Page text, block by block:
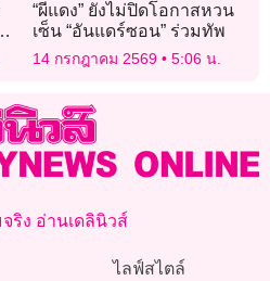
“ผีแดง” ยังไม่ปิดโอกาสหวน
เซ็น “อันแดร์ซอน” ร่วมทัพ
14 กรกฎาคม 2569 5:06 น.
ริง อ่านเดลินิวส์
ไลฟ์สไตล์